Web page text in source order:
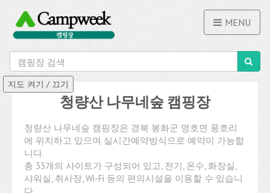
MENU
청량산 나무네숲 캠핑장
청량산 나무네숲 캠핑장은 경북 봉화군 명호면 풍호리
에 위치하고 있으며 실시간예약방식으로 예약이 가능합
니다.
총 33개의 사이트가 구성되어 있고, 전기, 온수, 화장실,
샤워실, 취사장, Wi-Fi 등의 편의시설을 이용할 수 있습니